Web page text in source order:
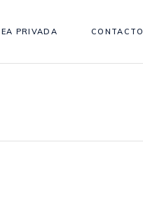
PRIVADA CONTACTO